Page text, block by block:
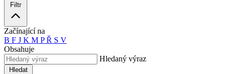
Filtr
Začínající na
B F J K M PŘ S V
Obsahuje
Hledaný výraz
Hledat